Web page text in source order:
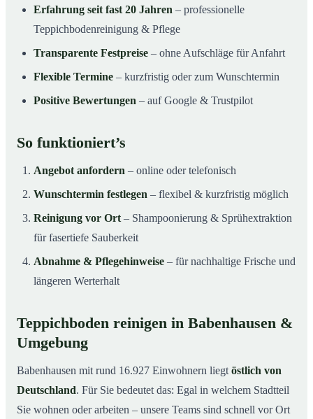
Erfahrung seit fast 20 Jahren – professionelle
Teppichbodenreinigung & Pflege
Transparente Festpreise – ohne Aufschläge für Anfahrt
Flexible Termine – kurzfristig oder zum Wunschtermin
Positive Bewertungen – auf Google & Trustpilot
So funktioniert’s
Angebot anfordern – online oder telefonisch
Wunschtermin festlegen – flexibel & kurzfristig möglich
Reinigung vor Ort – Shampoonierung & Sprühextraktion
für fasertiefe Sauberkeit
Abnahme & Pflegehinweise – für nachhaltige Frische und
längeren Werterhalt
Teppichboden reinigen in Babenhausen &
Umgebung
Babenhausen mit rund 16.927 Einwohnern liegt östlich von
Deutschland. Für Sie bedeutet das: Egal in welchem Stadtteil
Sie wohnen oder arbeiten – unsere Teams sind schnell vor Ort